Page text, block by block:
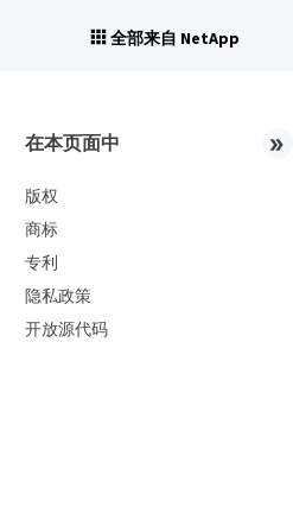
全部来自 NetApp
在本页面中
版权
商标
专利
隐私政策
开放源代码